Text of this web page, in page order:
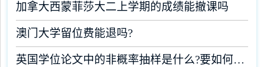
加拿大西蒙菲莎大二上学期的成绩能撤课吗
澳门大学留位费能退吗?
英国学位论文中的非概率抽样是什么?要如何完成?